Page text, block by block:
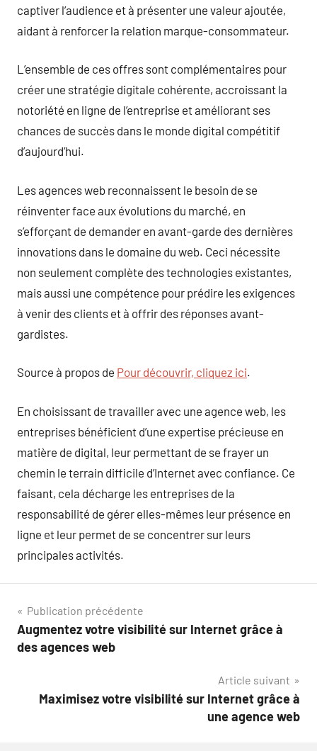
captiver l’audience et à présenter une valeur ajoutée,
aidant à renforcer la relation marque-consommateur.
L’ensemble de ces offres sont complémentaires pour
créer une stratégie digitale cohérente, accroissant la
notoriété en ligne de l’entreprise et améliorant ses
chances de succès dans le monde digital compétitif
d’aujourd’hui.
Les agences web reconnaissent le besoin de se
réinventer face aux évolutions du marché, en
s’efforçant de demander en avant-garde des dernières
innovations dans le domaine du web. Ceci nécessite
non seulement complète des technologies existantes,
mais aussi une compétence pour prédire les exigences
à venir des clients et à offrir des réponses avant-
gardistes.
Source à propos de Pour découvrir, cliquez ici.
En choisissant de travailler avec une agence web, les
entreprises bénéficient d’une expertise précieuse en
matière de digital, leur permettant de se frayer un
chemin le terrain difficile d’Internet avec confiance. Ce
faisant, cela décharge les entreprises de la
responsabilité de gérer elles-mêmes leur présence en
ligne et leur permet de se concentrer sur leurs
principales activités.
Navigation
de
Publication précédente
Augmentez votre visibilité sur Internet grâce à
des agences web
Article suivant
Maximisez votre visibilité sur Internet grâce à
une agence web